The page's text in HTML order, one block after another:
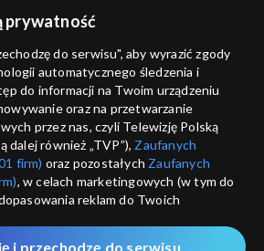
ANULUJ
usług
prywatność
do serwisu", aby wyrazić zgody
automatycznego śledzenia i
do informacji na Twoim urządzeniu
oraz na przetwarzanie
przez nas, czyli Telewizję Polską
dalej również „TVP”), Zaufanych
firm) oraz pozostałych Zaufanych
, w celach marketingowych (w tym do
reklam do Twoich
a także zgody na udostępnianie
i przechodzę do serwisu